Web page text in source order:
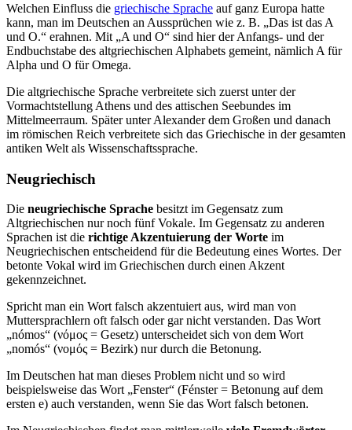
Welchen Einfluss die griechische Sprache auf ganz Europa hatte
kann, man im Deutschen an Aussprüchen wie z. B. „Das ist das A
und O.“ erahnen. Mit „A und O“ sind hier der Anfangs- und der
Endbuchstabe des altgriechischen Alphabets gemeint, nämlich A für
Alpha und O für Omega.
Die altgriechische Sprache verbreitete sich zuerst unter der
Vormachtstellung Athens und des attischen Seebundes im
Mittelmeerraum. Später unter Alexander dem Großen und danach
im römischen Reich verbreitete sich das Griechische in der gesamten
antiken Welt als Wissenschaftssprache.
Neugriechisch
Die neugriechische Sprache besitzt im Gegensatz zum
Altgriechischen nur noch fünf Vokale. Im Gegensatz zu anderen
Sprachen ist die richtige Akzentuierung der Worte im
Neugriechischen entscheidend für die Bedeutung eines Wortes. Der
betonte Vokal wird im Griechischen durch einen Akzent
gekennzeichnet.
Spricht man ein Wort falsch akzentuiert aus, wird man von
Muttersprachlern oft falsch oder gar nicht verstanden. Das Wort
„nómos“ (νόμος = Gesetz) unterscheidet sich von dem Wort
„nomós“ (νομός = Bezirk) nur durch die Betonung.
Im Deutschen hat man dieses Problem nicht und so wird
beispielsweise das Wort „Fenster“ (Fénster = Betonung auf dem
ersten e) auch verstanden, wenn Sie das Wort falsch betonen.